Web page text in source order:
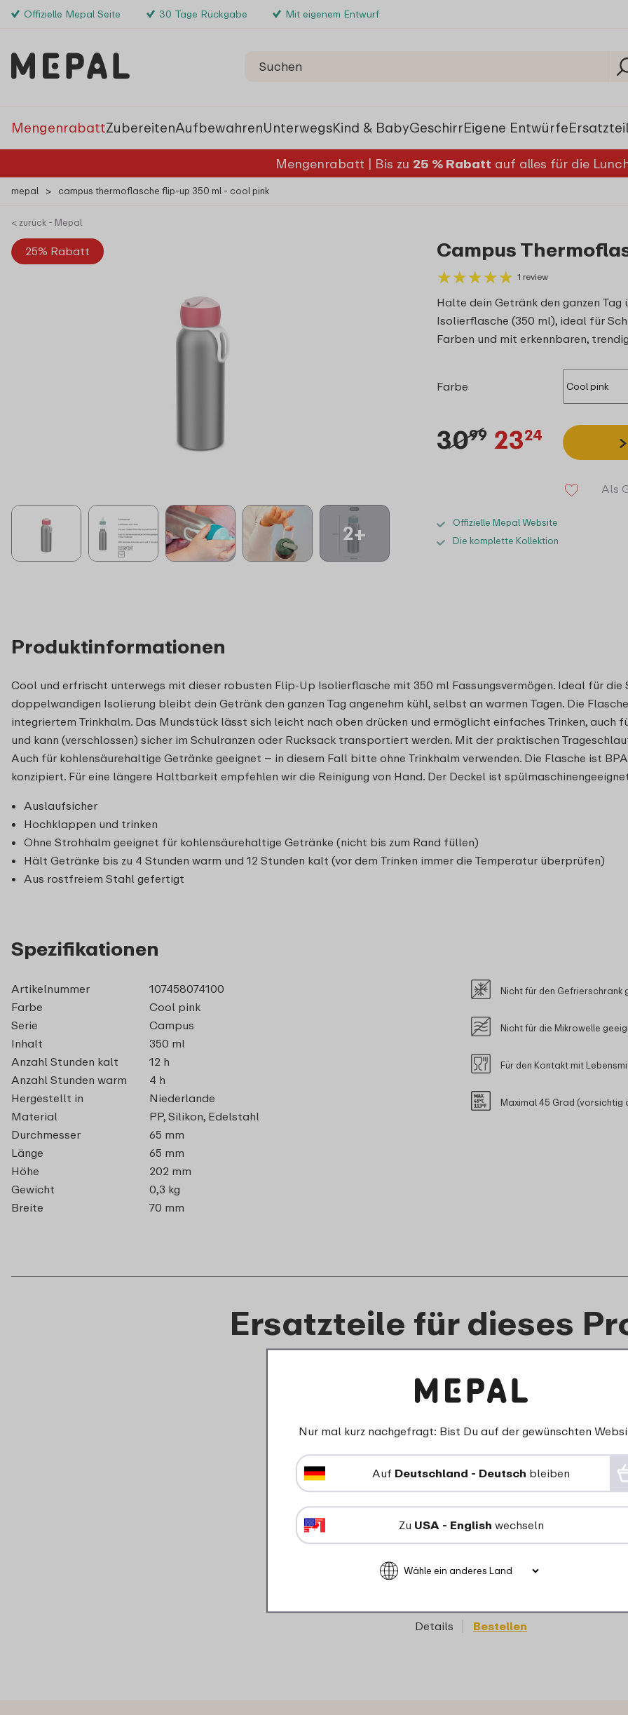
Offizielle Mepal Seite 30 Tage Rückgabe Mit eigenem Entwurf
MengenrabattZubereitenAufbewahrenUnterwegsKind & BabyGeschirrEigene Entwürfe
Mengenrabatt | Bis zu 25 % Rabatt auf alles für die
mepal > campus thermoflasche flip-up 350 ml - cool pink
< zurück - Mepal
25% Rabatt
2+
Campus
★★★★★
★★★★★ 1 review
Halte dein Getränk den ganzen
Isolierflasche (350 ml), ideal für
Farben und mit erkennbaren,
Farbe
3099 2324
Als
Offizielle Mepal Website
Die komplette Kollektion
Produktinformationen
Cool und erfrischt unterwegs mit dieser robusten Flip-Up Isolierflasche mit 350 ml Fassungsvermögen. Ideal für die
doppelwandigen Isolierung bleibt dein Getränk den ganzen Tag angenehm kühl, selbst an warmen Tagen. Die
integriertem Trinkhalm. Das Mundstück lässt sich leicht nach oben drücken und ermöglicht einfaches Trinken, auch
und kann (verschlossen) sicher im Schulranzen oder Rucksack transportiert werden. Mit der praktischen
Auch für kohlensäurehaltige Getränke geeignet – in diesem Fall bitte ohne Trinkhalm verwenden. Die Flasche ist
konzipiert. Für eine längere Haltbarkeit empfehlen wir die Reinigung von Hand. Der Deckel ist
Auslaufsicher
Hochklappen und trinken
Ohne Strohhalm geeignet für kohlensäurehaltige Getränke (nicht bis zum Rand füllen)
Hält Getränke bis zu 4 Stunden warm und 12 Stunden kalt (vor dem Trinken immer die Temperatur überprüfen)
Aus rostfreiem Stahl gefertigt
Spezifikationen
Artikelnummer
107458074100
Farbe
Cool pink
Serie
Campus
Inhalt
350 ml
Anzahl Stunden kalt
12 h
Anzahl Stunden warm
4 h
Hergestellt in
Niederlande
Material
PP, Silikon, Edelstahl
Durchmesser
65 mm
Länge
65 mm
Höhe
202 mm
Gewicht
0,3 kg
Breite
70 mm
Nicht für den Gefrierschrank
Nicht für die Mikrowelle
Für den Kontakt mit
Maximal 45 Grad (vorsichtig
Ersatzteile für dieses
Deckel Thermoflasche
komplett - Cool pink
Details Bestellen
Nur mal kurz nachgefragt: Bist Du auf der gewünschten
Auf Deutschland - Deutsch bleiben
Zu USA - English wechseln